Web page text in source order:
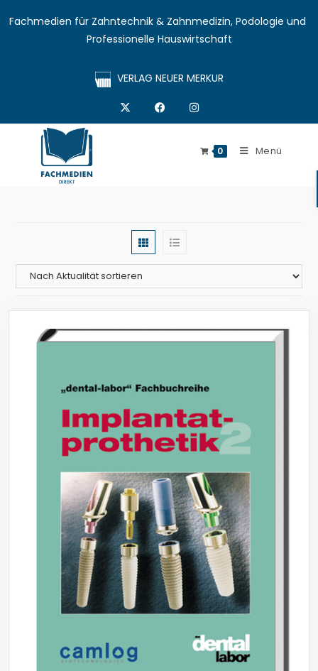
Fachmedien für Zahntechnik & Zahnmedizin, Podologie und
Professionelle Hauswirtschaft
VERLAG NEUER MERKUR
0 Menü